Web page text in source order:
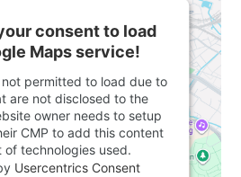
consent to load
Maps service!
permitted to load due to
are not disclosed to the
owner needs to setup
CMP to add this content
of technologies used.
Usercentrics Consent